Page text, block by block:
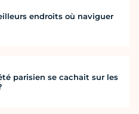
endroits où naviguer
parisien se cachait sur les